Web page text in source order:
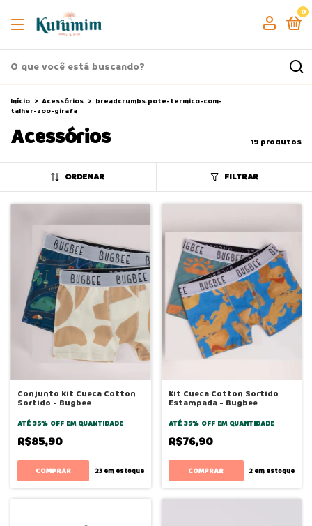
0
Início > Acessórios > breadcrumbs.pote-termico-com-
talher-zoo-girafa
Acessórios 19 produtos
ORDENAR FILTRAR
Conjunto Kit Cueca Cotton
Sortido - Bugbee
ATÉ 35% OFF EM QUANTIDADE
R$85,90
COMPRAR 23em estoque
Kit Cueca Cotton Sortido
Estampada - Bugbee
ATÉ 35% OFF EM QUANTIDADE
R$76,90
COMPRAR 2 em estoque